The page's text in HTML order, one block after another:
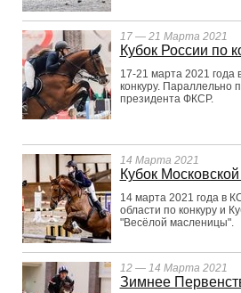
17 — 21 Марта 2021
Кубок России по
17-21 марта 2021 года
конкуру. Параллельно
президента ФКСР.
14 Марта 2021
Кубок
14 марта 2021 года в
области по конкуру и
"Весёлой масленицы".
12 — 14 Марта 2021
Зимнее